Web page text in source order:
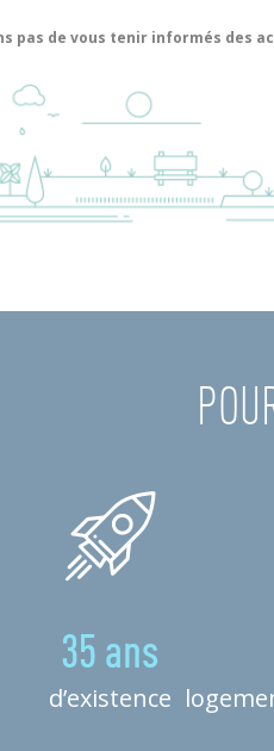
pas de vous tenir informés des
35 ans
d’existence